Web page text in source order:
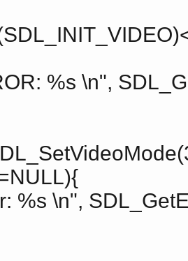
%s \n",
%s \n",